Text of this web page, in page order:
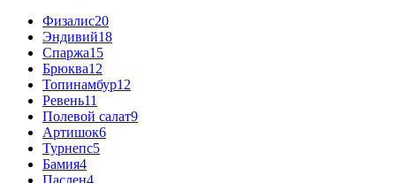
Физалис20
Эндивий18
Спаржа15
Брюква12
Топинамбур12
Ревень11
Полевой салат9
Артишок6
Турнепс5
Бамия4